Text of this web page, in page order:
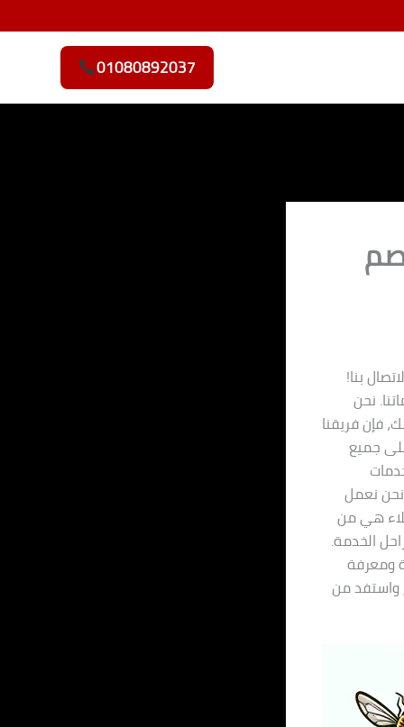
01080892037
بنا!
على جميع خدماتنا. نحن
فإن فريقنا
جميع
نعمل
هي من
الخدمة.
مجانية ومعرفة
واستفد من